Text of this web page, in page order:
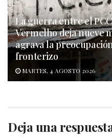
La guerra entre el
Vermelho deja nueve
agrava la
fronterizo
MARTES, 4 AGOSTO 2026
Deja una